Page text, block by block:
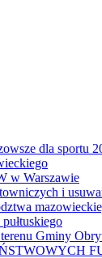
dla sportu
w Warszawie
i
Gminy